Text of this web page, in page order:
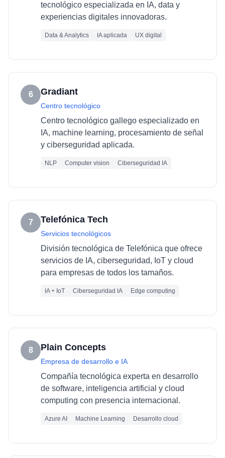
tecnológico especializada en IA, data y
experiencias digitales innovadoras.
Data & Analytics IA aplicada UX digital
6 Gradiant
Centro tecnológico
Centro tecnológico gallego especializado en
IA, machine learning, procesamiento de señal
y ciberseguridad aplicada.
NLP Computer vision Ciberseguridad IA
7 Telefónica Tech
Servicios tecnológicos
División tecnológica de Telefónica que ofrece
servicios de IA, ciberseguridad, IoT y cloud
para empresas de todos los tamaños.
IA + IoT Ciberseguridad IA Edge computing
8 Plain Concepts
Empresa de desarrollo e IA
Compañía tecnológica experta en desarrollo
de software, inteligencia artificial y cloud
computing con presencia internacional.
Azure AI Machine Learning Desarrollo cloud